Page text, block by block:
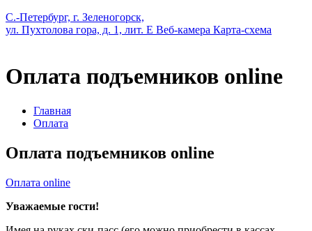
С.-Петербург, г. Зеленогорск,
ул. Пухтолова гора, д. 1, лит. Е Веб-камера Карта-схема
Оплата подъемников online
Главная
Оплата
Оплата подъемников online
Оплата online
Уважаемые гости!